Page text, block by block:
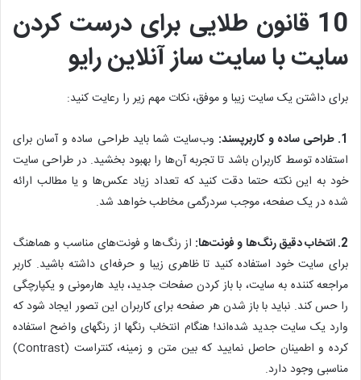
10 قانون طلایی برای درست کردن
سایت با سایت ساز آنلاین رایو
برای داشتن یک سایت زیبا و موفق، نکات مهم زیر را رعایت کنید:
1. طراحی ساده و کاربرپسند:
وب‌سایت شما باید طراحی ساده و آسان برای
استفاده توسط کاربران باشد تا تجربه آن‌ها را بهبود بخشید. در طراحی سایت
خود به این نکته حتما دقت کنید که تعداد زیاد عکس‌ها و یا مطالب ارائه
شده در یک صفحه، موجب سردرگمی مخاطب خواهد شد.
2. انتخاب دقیق رنگ‌ها و فونت‌ها:
از رنگ‌ها و فونت‌های مناسب و هماهنگ
برای سایت خود استفاده کنید تا ظاهری زیبا و حرفه‌ای داشته باشید. کاربر
مراجعه کننده به سایت، با باز کردن صفحات جدید، باید هارمونی و یکپارچگی
را حس کند. نباید با باز شدن هر صفحه برای کاربران این تصور ایجاد شود که
وارد یک سایت جدید شده‌اند! هنگام انتخاب رنگها از رنگهای واضح استفاده
کرده و اطمینان حاصل نمایید که بین متن و زمینه، کنتراست (Contrast)
مناسبی وجود دارد.